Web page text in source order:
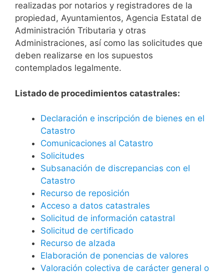
realizadas por notarios y registradores de la
propiedad, Ayuntamientos, Agencia Estatal de
Administración Tributaria y otras
Administraciones, así como las solicitudes que
deben realizarse en los supuestos
contemplados legalmente.
Listado de procedimientos catastrales:
Declaración e inscripción de bienes en el
Catastro
Comunicaciones al Catastro
Solicitudes
Subsanación de discrepancias con el
Catastro
Recurso de reposición
Acceso a datos catastrales
Solicitud de información catastral
Solicitud de certificado
Recurso de alzada
Elaboración de ponencias de valores
Valoración colectiva de carácter general o